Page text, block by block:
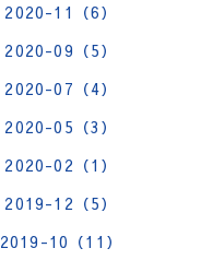
2020-11（6）
2020-09（5）
2020-07（4）
2020-05（3）
2020-02（1）
2019-12（5）
2019-10（11）